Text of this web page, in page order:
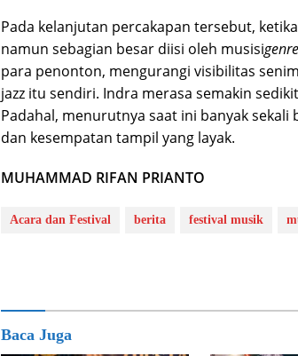
Pada kelanjutan percakapan tersebut,
namun sebagian besar diisi oleh musisigenre
para penonton, mengurangi visibilitas
jazz itu sendiri. Indra merasa semakin
Padahal, menurutnya saat ini banyak
dan kesempatan tampil yang layak.
MUHAMMAD RIFAN PRIANTO
Acara dan Festival berita festival musik
Baca Juga